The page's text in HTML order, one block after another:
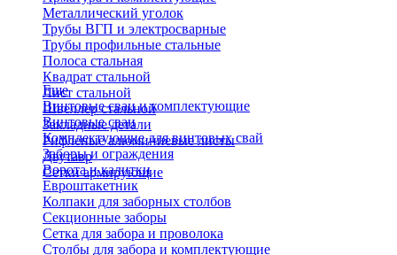
Металлический уголок
Трубы ВГП и электросварные
Трубы профильные стальные
Полоса стальная
Квадрат стальной
Лист стальной
Швеллер стальной
Закладные детали
Рифленые алюминиевые листы
Двутавр
Сетки армирующие
Еще
Винтовые сваи и комплектующие
Винтовые сваи
Комплектующие для винтовых свай
Заборы и ограждения
Ворота и калитки
Евроштакетник
Колпаки для заборных столбов
Секционные заборы
Сетка для забора и проволока
Столбы для забора и комплектующие